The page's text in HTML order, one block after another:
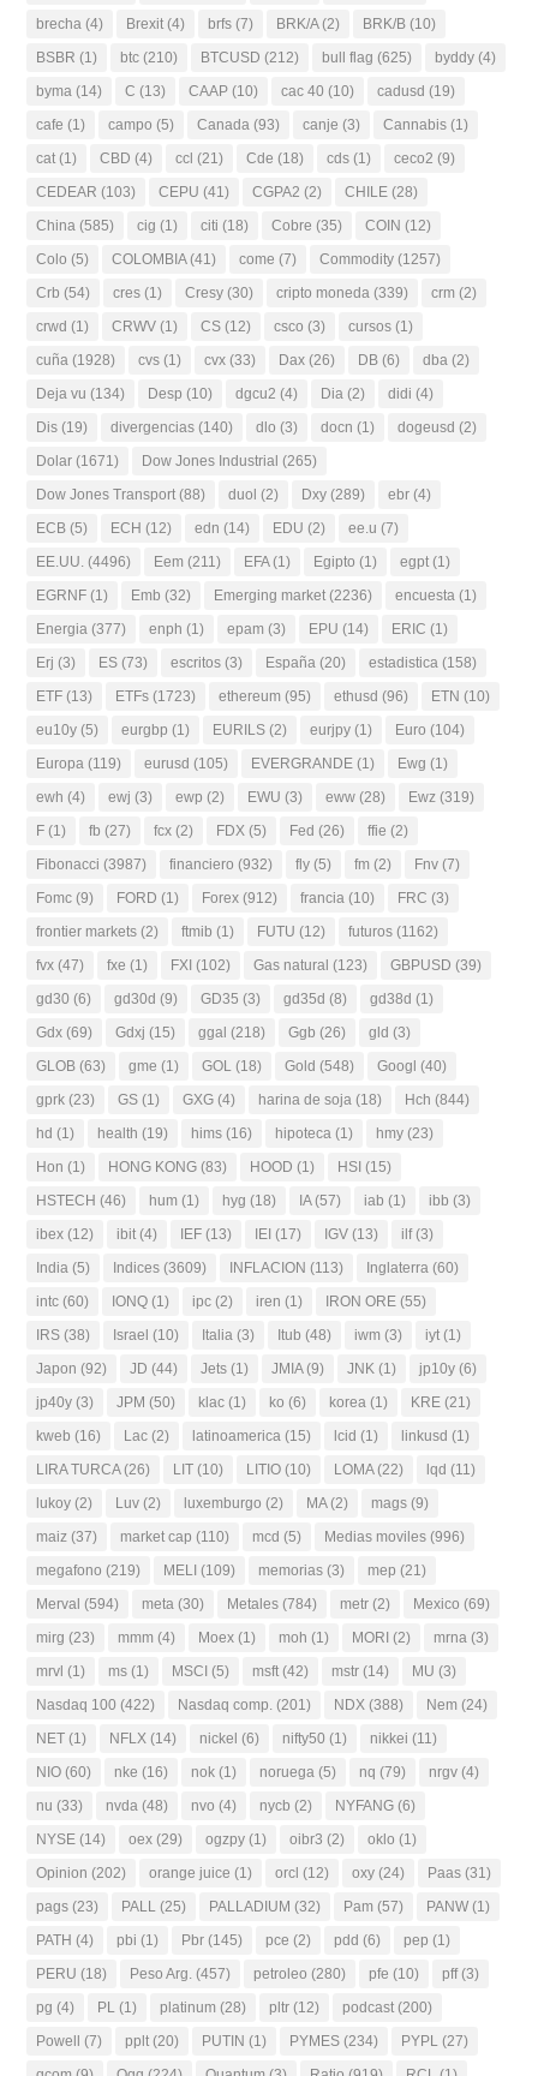
brecha (4) Brexit (4) brfs (7) BRK/A(2) BRK/B (10)
BSBR (1) btc (210) BTCUSD (212) bull flag (625) byddy (4)
byma (14) C (13) CAAP (10) cac 40 (10) cadusd (19)
cafe (1) campo (5) Canada (93) canje (3) Cannabis (1)
cat (1) CBD (4) ccl (21) Cde (18) cds (1) ceco2 (9)
CEDEAR (103) CEPU (41) CGPA2 (2) CHILE (28)
China (585) cig (1) citi (18) Cobre (35) COIN (12)
Colo (5) COLOMBIA(41) come (7) Commodity (1257)
Crb (54) cres (1) Cresy (30) cripto moneda (339) crm (2)
crwd (1) CRWV (1) CS (12) csco (3) cursos (1)
cuña (1928) cvs (1) cvx (33) Dax (26) DB (6) dba (2)
Deja vu (134) Desp (10) dgcu2 (4) Dia (2) didi (4)
Dis (19) divergencias (140) dlo (3) docn (1) dogeusd (2)
Dolar (1671) Dow Jones Industrial (265)
Dow Jones Transport (88) duol (2) Dxy (289) ebr (4)
ECB (5) ECH (12) edn (14) EDU (2) ee.u (7)
EE.UU. (4496) Eem (211) EFA(1) Egipto (1) egpt (1)
EGRNF (1) Emb (32) Emerging market (2236) encuesta (1)
Energia (377) enph (1) epam (3) EPU (14) ERIC (1)
Erj (3) ES (73) escritos (3) España (20) estadistica (158)
ETF (13) ETFs (1723) ethereum (95) ethusd (96) ETN (10)
eu10y (5) eurgbp (1) EURILS (2) eurjpy (1) Euro (104)
Europa (119) eurusd (105) EVERGRANDE (1) Ewg (1)
ewh (4) ewj (3) ewp (2) EWU (3) eww (28) Ewz (319)
F (1) fb (27) fcx (2) FDX (5) Fed (26) ffie (2)
Fibonacci (3987) financiero (932) fly (5) fm (2) Fnv (7)
Fomc (9) FORD (1) Forex (912) francia (10) FRC (3)
frontier markets (2) ftmib (1) FUTU (12) futuros (1162)
fvx (47) fxe (1) FXI (102) Gas natural (123) GBPUSD (39)
gd30 (6) gd30d (9) GD35 (3) gd35d (8) gd38d (1)
Gdx (69) Gdxj (15) ggal (218) Ggb (26) gld (3)
GLOB (63) gme (1) GOL (18) Gold (548) Googl (40)
gprk (23) GS (1) GXG (4) harina de soja (18) Hch (844)
hd (1) health (19) hims (16) hipoteca (1) hmy (23)
Hon (1) HONG KONG (83) HOOD (1) HSI (15)
HSTECH (46) hum (1) hyg (18) IA(57) iab (1) ibb (3)
ibex (12) ibit (4) IEF (13) IEI (17) IGV (13) ilf(3)
India (5) Indices (3609) INFLACION (113) Inglaterra (60)
intc (60) IONQ (1) ipc (2) iren (1) IRON ORE (55)
IRS (38) Israel (10) Italia (3) Itub (48) iwm (3) iyt (1)
Japon (92) JD (44) Jets (1) JMIA(9) JNK (1) jp10y (6)
jp40y (3) JPM (50) klac (1) ko (6) korea (1) KRE (21)
kweb (16) Lac (2) latinoamerica (15) lcid (1) linkusd (1)
LIRA TURCA(26) LIT (10) LITIO (10) LOMA(22) lqd (11)
lukoy (2) Luv (2) luxemburgo (2) MA(2) mags (9)
maiz (37) market cap (110) mcd (5) Medias moviles (996)
megafono (219) MELI (109) memorias (3) mep (21)
Merval (594) meta (30) Metales (784) metr (2) Mexico (69)
mirg (23) mmm (4) Moex (1) moh (1) MORI (2) mrna (3)
mrvl (1) ms (1) MSCI (5) msft (42) mstr (14) MU (3)
Nasdaq 100 (422) Nasdaq comp. (201) NDX (388) Nem (24)
NET (1) NFLX (14) nickel (6) nifty50 (1) nikkei (11)
NIO (60) nke (16) nok (1) noruega (5) nq (79) nrgv (4)
nu (33) nvda (48) nvo (4) nycb (2) NYFANG (6)
NYSE (14) oex (29) ogzpy (1) oibr3 (2) oklo (1)
Opinion (202) orange juice (1) orcl (12) oxy (24) Paas (31)
pags (23) PALL (25) PALLADIUM (32) Pam (57) PANW (1)
PATH (4) pbi (1) Pbr (145) pce (2) pdd (6) pep (1)
PERU (18) Peso Arg. (457) petroleo (280) pfe (10) pff(3)
pg (4) PL (1) platinum (28) pltr (12) podcast (200)
Powell
(7) pplt (20) PUTIN (1) PYMES (234) PYPL (27)